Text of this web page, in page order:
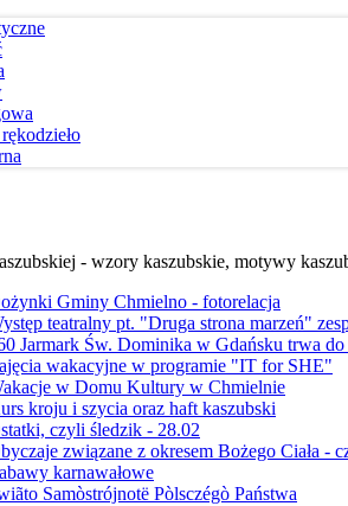
- wzory kaszubskie, motywy
Gminy Chmielno - fotorelacja
teatralny pt. "Druga strona marzeń"
Jarmark Św. Dominika w Gdańsku trwa do
wakacyjne w programie "IT for SHE"
w Domu Kultury w Chmielnie
kroju i szycia oraz haft kaszubski
czyli śledzik - 28.02
związane z okresem Bożego Ciała -
karnawałowe
Samòstrójnotë Pòlsczégò Państwa